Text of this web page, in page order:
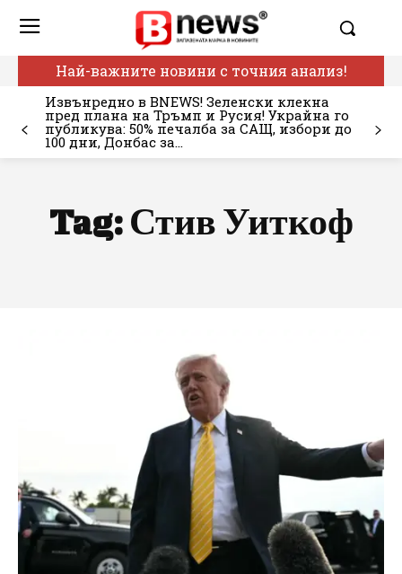
Най-важните новини с точния анализ!
Извънредно в BNEWS! Зеленски клекна
пред плана на Тръмп и Русия! Украйна го
публикува: 50% печалба за САЩ, избори до
100 дни, Донбас за...
Tag: Стив Уиткоф